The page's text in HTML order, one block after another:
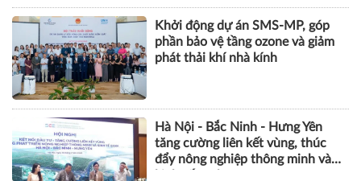
Khởi động dự án SMS-MP, góp
phần bảo vệ tầng ozone và giảm
phát thải khí nhà kính
Hà Nội - Bắc Ninh - Hưng Yên
tăng cường liên kết vùng, thúc
đẩy nông nghiệp thông minh và